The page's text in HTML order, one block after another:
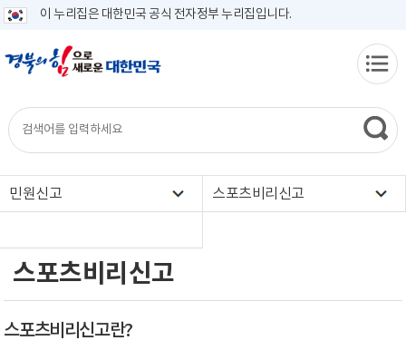
이 누리집은 대한민국 공식 전자정부 누리집입니다.
민원신고 스포츠비리신고
스포츠비리신고
스포츠비리신고란?